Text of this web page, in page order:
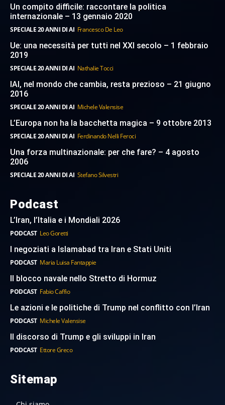
Un compito difficile: raccontare la politica
internazionale – 13 gennaio 2020
SPECIALE 20 ANNI DI AI Francesco De Leo
Ue: una necessità per tutti nel XXI secolo – 1 febbraio
2019
SPECIALE 20 ANNI DI AI Nathalie Tocci
IAI, nel mondo che cambia, resta prezioso – 21 giugno
2016
SPECIALE 20 ANNI DI AI Michele Valensise
L’Europa non ha la bacchetta magica – 9 ottobre 2013
SPECIALE 20 ANNI DI AI Ferdinando Nelli Feroci
Una forza multinazionale: per che fare? – 4 agosto
2006
SPECIALE 20 ANNI DI AI Stefano Silvestri
Podcast
L’Iran, l’Italia e i Mondiali 2026
PODCAST Leo Goretti
I negoziati a Islamabad tra Iran e Stati Uniti
PODCAST Maria Luisa Fantappie
Il blocco navale nello Stretto di Hormuz
PODCAST Fabio Caffio
Le azioni e le politiche di Trump nel conflitto con l’Iran
PODCAST Michele Valensise
Il discorso di Trump e gli sviluppi in Iran
PODCAST Ettore Greco
Sitemap